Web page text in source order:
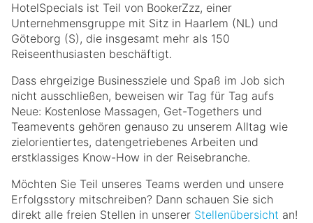
HotelSpecials ist Teil von BookerZzz, einer
Unternehmensgruppe mit Sitz in Haarlem (NL) und
Göteborg (S), die insgesamt mehr als 150
Reiseenthusiasten beschäftigt.
Dass ehrgeizige Businessziele und Spaß im Job sich
nicht ausschließen, beweisen wir Tag für Tag aufs
Neue: Kostenlose Massagen, Get-Togethers und
Teamevents gehören genauso zu unserem Alltag wie
zielorientiertes, datengetriebenes Arbeiten und
erstklassiges Know-How in der Reisebranche.
Möchten Sie Teil unseres Teams werden und unsere
Erfolgsstory mitschreiben? Dann schauen Sie sich
direkt alle freien Stellen in unserer Stellenübersicht an!